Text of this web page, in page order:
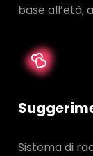
base all’età,
Sistema di